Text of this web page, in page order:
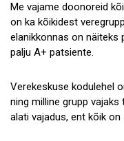
Me vajame doonoreid
on ka kõikidest
elanikkonnas on näiteks
palju A+ patsiente.
Verekeskuse kodulehel
ning milline grupp
alati vajadus, ent kõik